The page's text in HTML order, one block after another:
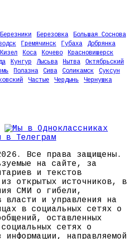
Березники Березовка
Большая Соснова
Гремячинск Губаха
Добрянка
Кизел Коса Кочево
Красновишерск
Кунгур Лысьва Нытва
Октябрьский
Полазна Сива Соликамск
Суксун
Частые Чердынь
Чернушка
Все права защищены.
на сайте, за
и текстов
открытых источников, в
СМИ о гибели,
власти и управления на
в социальных сетях о
оставленных
сетях о
направляемой